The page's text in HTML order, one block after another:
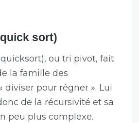
sort)
ou tri pivot, fait
la famille des
diviser pour régner ». Lui
de la récursivité et sa
peu plus complexe.